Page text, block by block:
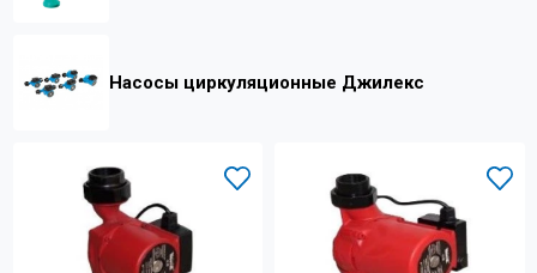
Насосы циркуляционные Джилекс